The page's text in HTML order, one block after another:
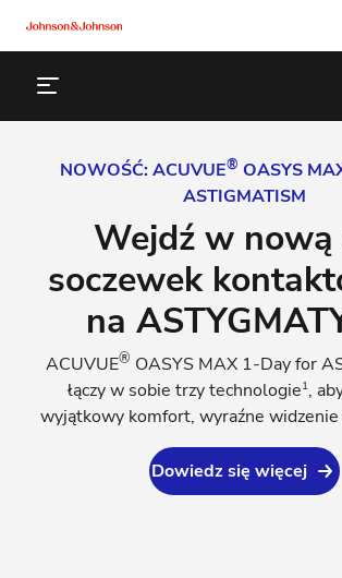
NOWOŚĆ: ACUVUE® OASYS
ASTIGMATISM
Wejdź w nową
soczewek
na
ACUVUE® OASYS MAX 1-Day for
łączy w sobie trzy technologie1,
wyjątkowy komfort, wyraźne
Dowiedz się więcej